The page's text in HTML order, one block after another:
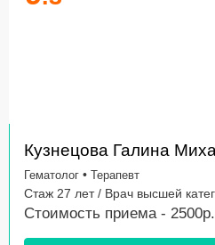
Кузнецова Галина
Гематолог • Терапевт
Стаж 27 лет / Врач высшей
Стоимость приема - 2500р.